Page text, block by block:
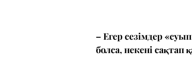
– Егер сезімдер
болса, некені сақтап